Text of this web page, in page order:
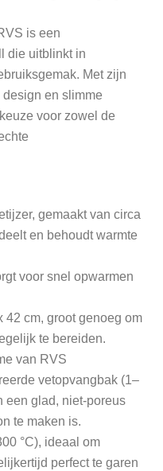
is een
die uitblinkt in
Met zijn
en slimme
voor zowel de
gemaakt van circa
en behoudt warmte
voor snel opwarmen
42 cm, groot genoeg om
te bereiden.
van RVS
vetopvangbak (1–
een glad, niet-poreus
te maken is.
°C), ideaal om
perfect te garen